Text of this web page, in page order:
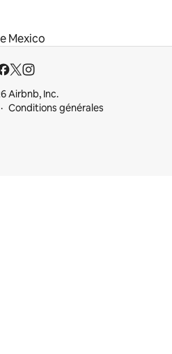
Mexico
Airbnb, Inc.
Conditions générales